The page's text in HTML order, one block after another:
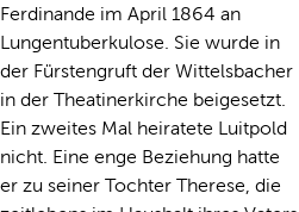
Ferdinande im April 1864 an
Lungentuberkulose. Sie wurde in
der Fürstengruft der Wittelsbacher
in der Theatinerkirche beigesetzt.
Ein zweites Mal heiratete Luitpold
nicht. Eine enge Beziehung hatte
er zu seiner Tochter Therese, die